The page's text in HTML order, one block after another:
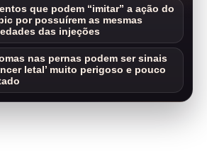
que podem “imitar” a ação do
por possuírem as mesmas
das injeções
nas pernas podem ser sinais
letal’ muito perigoso e pouco